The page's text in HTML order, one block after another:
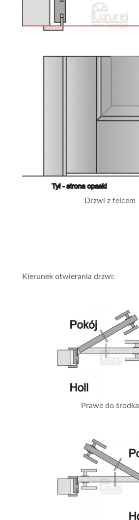
Drzwi z felcem
Kierunek otwierania drzwi:
Prawe do środka